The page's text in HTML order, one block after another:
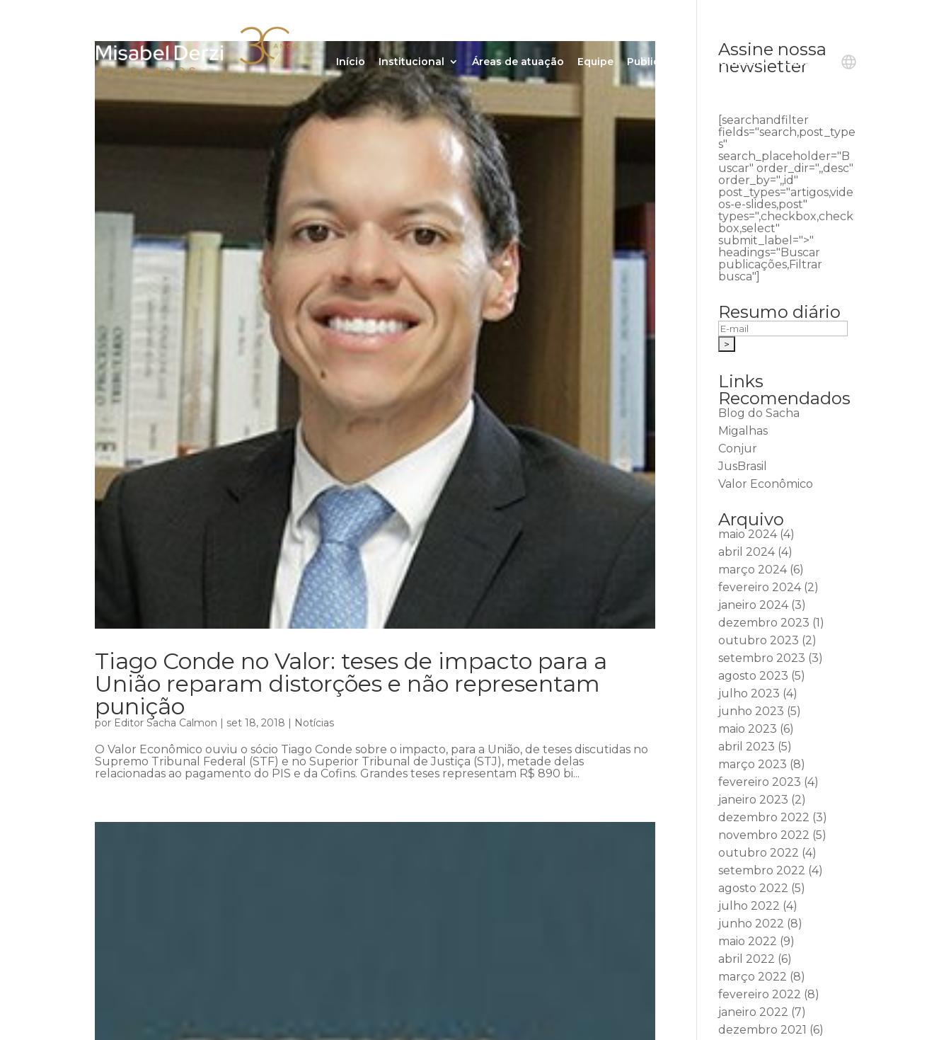
Início Institucional Áreas de atuação Equipe Publicações Ouvidoria Contato
Tiago Conde no Valor: teses de impacto para a
União reparam distorções e não representam
punição
por Editor Sacha Calmon | set 18, 2018 | Notícias
O Valor Econômico ouviu o sócio Tiago Conde sobre o impacto, para a União, de teses discutidas no
Supremo Tribunal Federal (STF) e no Superior Tribunal de Justiça (STJ), metade delas
relacionadas ao pagamento do PIS e da Cofins. Grandes teses representam R$ 890 bi...
Assine nossa
newsletter
[searchandfilter
fields="search,post_type
s"
search_placeholder="B
uscar" order_dir=",,desc"
order_by=",,id"
post_types="artigos,vide
os-e-slides,post"
types=",checkbox,check
box,select"
submit_label=">"
headings="Buscar
publicações,Filtrar
busca"]
Resumo diário
Links
Recomendados
Blog do Sacha
Migalhas
Conjur
JusBrasil
Valor Econômico
Arquivo
maio 2024(4)
abril 2024(4)
março 2024(6)
fevereiro 2024(2)
janeiro 2024(3)
dezembro 2023 (1)
outubro 2023 (2)
setembro 2023 (3)
agosto 2023 (5)
julho 2023 (4)
junho 2023 (5)
maio 2023 (6)
abril 2023 (5)
março 2023 (8)
fevereiro 2023 (4)
janeiro 2023 (2)
dezembro 2022 (3)
novembro 2022 (5)
outubro 2022 (4)
setembro 2022 (4)
agosto 2022 (5)
julho 2022 (4)
junho 2022 (8)
maio 2022 (9)
abril 2022 (6)
março 2022 (8)
fevereiro 2022 (8)
janeiro 2022 (7)
dezembro 2021 (6)